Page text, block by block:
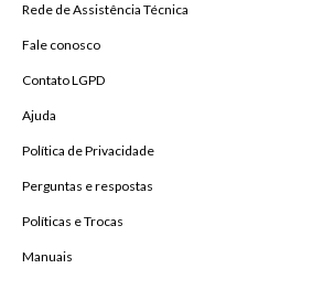
Rede de Assistência Técnica
Fale conosco
Contato LGPD
Ajuda
Política de Privacidade
Perguntas e respostas
Políticas e Trocas
Manuais